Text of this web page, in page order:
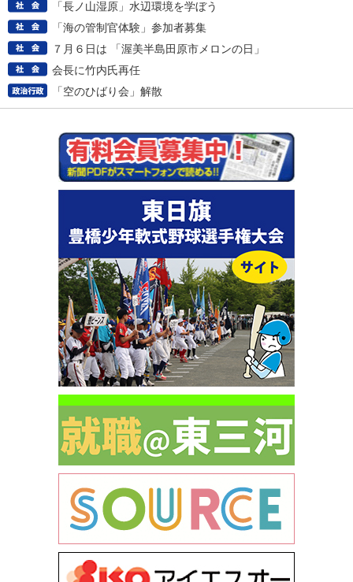
「長ノ山湿原」水辺環境を学ぼう
「海の管制官体験」参加者募集
７月６日は 「渥美半島田原市メロンの日」
会長に竹内氏再任
「空のひばり会」解散